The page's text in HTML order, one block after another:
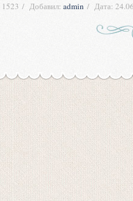
1523 Добавил: admin Дата: